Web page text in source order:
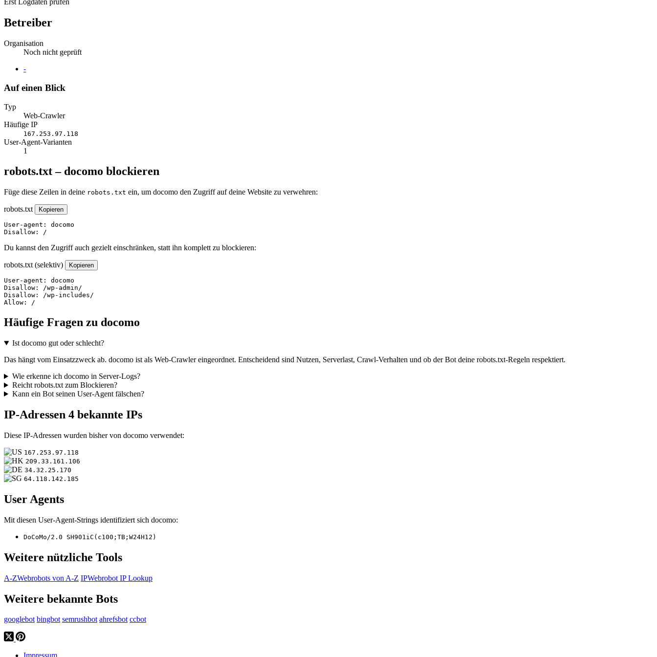
Erst Logdaten prüfen
Betreiber
Organisation
Noch nicht geprüft
Website
-
Auf einen Blick
Typ
Web-Crawler
Häufige IP
167.253.97.118
User-Agent-Varianten
1
robots.txt – docomo blockieren
Füge diese Zeilen in deine robots.txt ein, um docomo den Zugriff auf deine Website zu verwehren:
robots.txt Kopieren
User-agent: docomo
Disallow: /
Du kannst den Zugriff auch gezielt einschränken, statt ihn komplett zu blockieren:
robots.txt (selektiv) Kopieren
User-agent: docomo
Disallow: /wp-admin/
Disallow: /wp-includes/
Allow: /
Häufige Fragen zu docomo
Ist docomo gut oder schlecht?
Das hängt vom Einsatzzweck ab. docomo ist als Web-Crawler eingeordnet. Entscheidend sind Nutzen, Serverlast, Crawl-Verhalten und ob der Bot deine robots.txt-Regeln respektiert.
Wie erkenne ich docomo in Server-Logs?
Reicht robots.txt zum Blockieren?
Kann ein Bot seinen User-Agent fälschen?
IP-Adressen 4 bekannte IPs
Diese IP-Adressen wurden bisher von docomo verwendet:
167.253.97.118
209.33.161.106
34.32.25.170
64.118.142.185
User Agents
Mit diesen User-Agent-Strings identifiziert sich docomo:
DoCoMo/2.0 SH901iC(c100;TB;W24H12)
Weitere nützliche Tools
A-ZWebrobots von A-Z IPWebrobot IP Lookup
Weitere bekannte Bots
googlebot bingbot semrushbot ahrefsbot ccbot